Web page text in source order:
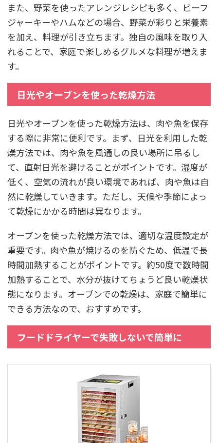
また、野菜を使ったアレンジレシピも多く、ビーフ
ジャーキーやハムなどの場合、野菜が彩りと栄養素
を加え、料理が引き立ちます。独自の風味を取り入
れることで、家庭で楽しめるグルメな料理が増えま
す。
日光やオーブンを使った乾燥方法
日光やオーブンを使った乾燥方法は、肉や魚を保存
する際に非常に便利です。まず、日光を利用した乾
燥方法では、肉や魚を風通しの良い場所に吊るし
て、直射日光を避けることがポイントです。湿度が
低く、空気の流れが良い環境であれば、肉や魚は自
然に乾燥していきます。ただし、天候や季節によっ
て乾燥にかかる時間は異なります。
オーブンを使った乾燥方法では、適切な温度設定が
重要です。肉や魚が焼けるのを防ぐため、低温で長
時間加熱することがポイントです。約50度で数時間
加熱することで、水分が抜けてちょうど良い乾燥状
態になります。オーブンでの乾燥は、家庭で簡単に
できる方法なので、おすすめです。
フードドライヤーで失敗しないで簡単に